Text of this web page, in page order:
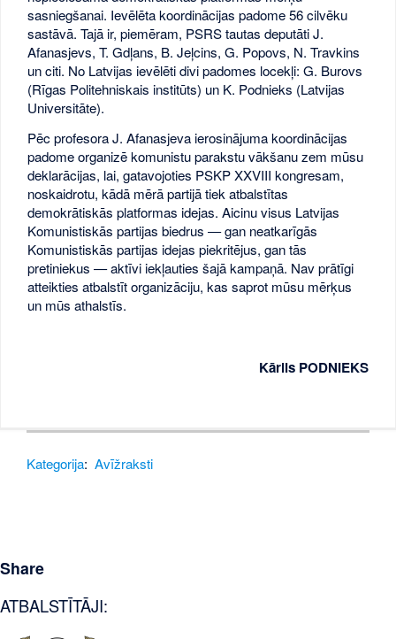
sasniegšanai. Ievēlēta koordinācijas padome 56 cilvēku
sastāvā. Tajā ir, piemēram, PSRS tautas deputāti J.
Afanasjevs, T. Gdļans, B. Jeļcins, G. Popovs, N. Travkins
un citi. No Latvijas ievēlēti divi padomes locekļi: G. Burovs
(Rīgas Politehniskais institūts) un K. Podnieks (Latvijas
Universitāte).
Pēc profesora J. Afanasjeva ierosinājuma koordinācijas
padome organizē komunistu parakstu vākšanu zem mūsu
deklarācijas, lai, gatavojoties PSKP XXVIII kongresam,
noskaidrotu, kādā mērā partijā tiek atbalstītas
demokrātiskās platformas idejas. Aicinu visus Latvijas
Komunistiskās partijas biedrus — gan neatkarīgās
Komunistiskās partijas idejas piekritējus, gan tās
pretiniekus — aktīvi iekļauties šajā kampaņā. Nav prātīgi
atteikties atbalstīt organizāciju, kas saprot mūsu mērķus
un mūs athalstīs.
Kārlis PODNIEKS
Kategorija: Avīžraksti
Share
ATBALSTĪTĀJI: